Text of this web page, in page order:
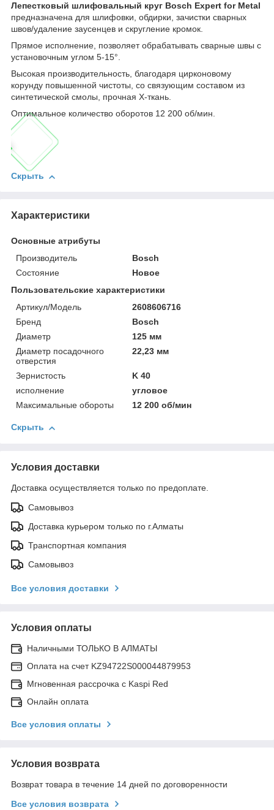
Лепестковый шлифовальный круг Bosch Expert for Metal
предназначена для шлифовки, обдирки, зачистки сварных
швов/удаление заусенцев и скругление кромок.
Прямое исполнение, позволяет обрабатывать сварные швы с
установочным углом 5-15°.
Высокая производительность, благодаря цирконовому
корунду повышенной чистоты, со связующим составом из
синтетической смолы, прочная X-ткань.
Оптимальное количество оборотов 12 200 об/мин.
Скрыть
Характеристики
Основные атрибуты
Производитель
Bosch
Состояние
Новое
Пользовательские характеристики
Артикул/Модель
2608606716
Бренд
Bosch
Диаметр
125 мм
Диаметр посадочного
отверстия
22,23 мм
Зернистость
K 40
исполнение
угловое
Максимальные обороты
12 200 об/мин
Скрыть
Условия доставки
Доставка осуществляется только по предоплате.
Самовывоз
Доставка курьером только по г.Алматы
Транспортная компания
Самовывоз
Все условия доставки
Условия оплаты
Наличными ТОЛЬКО В АЛМАТЫ
Оплата на счет KZ94722S000044879953
Мгновенная рассрочка с Kaspi Red
Онлайн оплата
Все условия оплаты
Условия возврата
Возврат товара в течение 14 дней по договоренности
Все условия возврата